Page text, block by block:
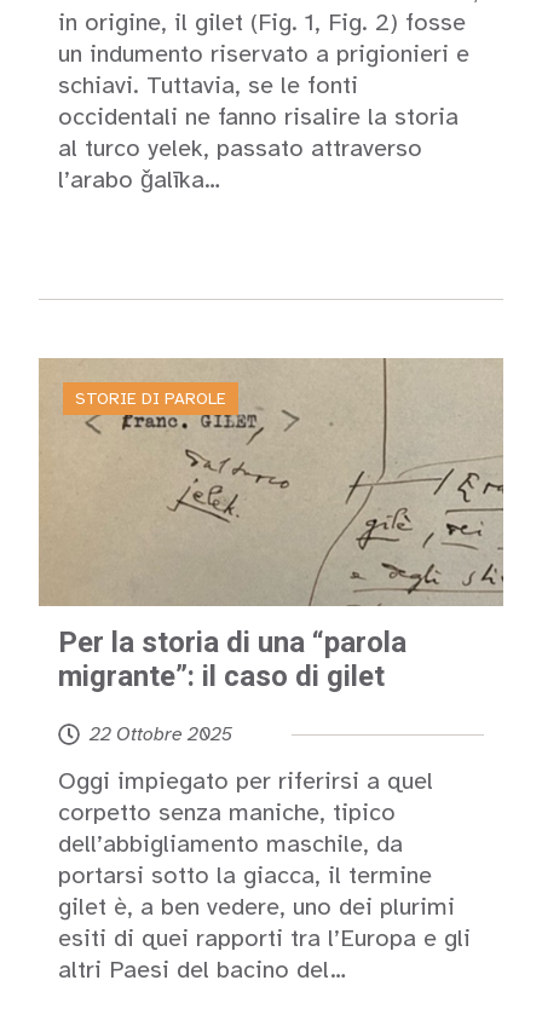
in origine, il gilet (Fig. 1, Fig. 2) fosse
un indumento riservato a prigionieri e
schiavi. Tuttavia, se le fonti
occidentali ne fanno risalire la storia
al turco yelek, passato attraverso
l’arabo ǧalīka…
STORIE DI PAROLE
Per la storia di una “parola
migrante”: il caso di gilet
22 Ottobre 2025
Oggi impiegato per riferirsi a quel
corpetto senza maniche, tipico
dell’abbigliamento maschile, da
portarsi sotto la giacca, il termine
gilet è, a ben vedere, uno dei plurimi
esiti di quei rapporti tra l’Europa e gli
altri Paesi del bacino del…